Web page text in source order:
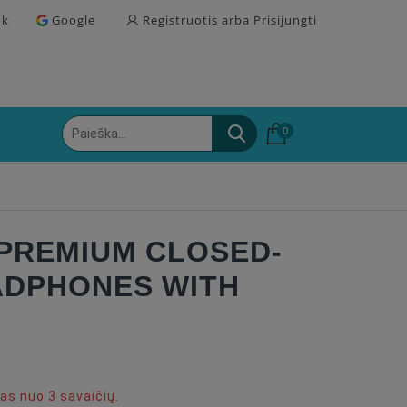
Google Registruotis arba Prisijungti
0
CLOSED-
WITH
nuo 3 savaičių.